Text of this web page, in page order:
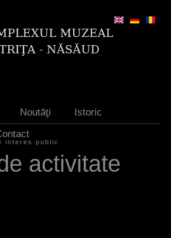
Noutăţi
Istoric
interes public
activitate